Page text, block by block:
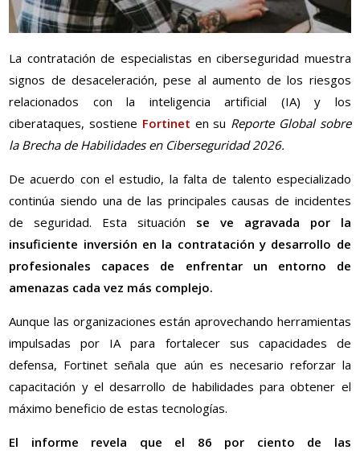
La contratación de especialistas en ciberseguridad muestra
signos de desaceleración, pese al aumento de los riesgos
relacionados con la inteligencia artificial (IA) y los
ciberataques, sostiene Fortinet en su Reporte Global sobre
la Brecha de Habilidades en Ciberseguridad 2026.
De acuerdo con el estudio, la falta de talento especializado
continúa siendo una de las principales causas de incidentes
de seguridad. Esta situación se ve agravada por la
insuficiente inversión en la contratación y desarrollo de
profesionales capaces de enfrentar un entorno de
amenazas cada vez más complejo.
Aunque las organizaciones están aprovechando herramientas
impulsadas por IA para fortalecer sus capacidades de
defensa, Fortinet señala que aún es necesario reforzar la
capacitación y el desarrollo de habilidades para obtener el
máximo beneficio de estas tecnologías.
El informe revela que el 86 por ciento de las